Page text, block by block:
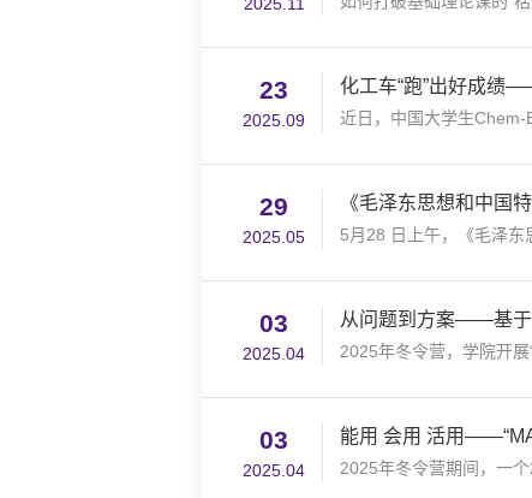
23
2025.09
化工车“跑”出好成绩
近日，中国大学生
29
2025.05
《毛泽东思想和中国
5月28 日上午，《毛泽
03
2025.04
从问题到方案——基于
2025年冬令营，学院开
03
2025.04
能用 会用 活用
2025年冬令营期间，一